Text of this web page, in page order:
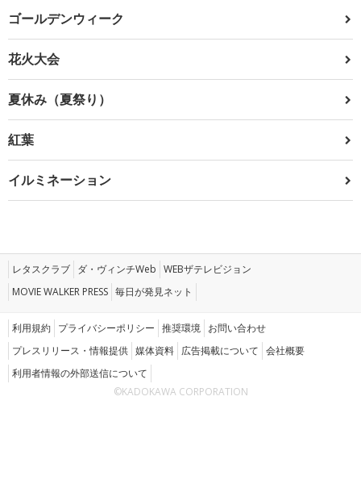
ゴールデンウィーク
花火大会
夏休み（夏祭り）
紅葉
イルミネーション
レタスクラブ ダ・ヴィンチWeb WEBザテレビジョン
MOVIE WALKER PRESS 毎日が発見ネット
利用規約 プライバシーポリシー 推奨環境 お問い合わせ
プレスリリース・情報提供 媒体資料 広告掲載について 会社概要
利用者情報の外部送信について
©KADOKAWA CORPORATION